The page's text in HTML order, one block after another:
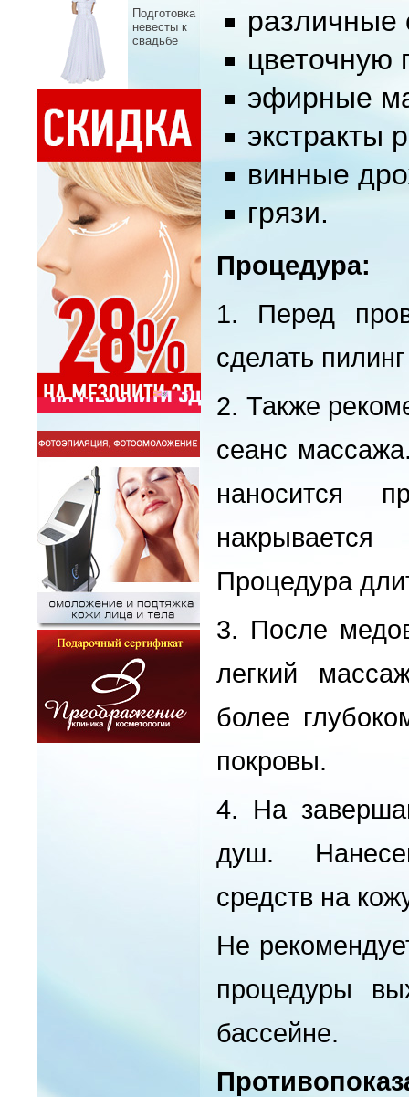
Подготовка
невесты к
свадьбе
различные
цветочную
эфирные
экстракты
винные
грязи.
Процедура:
1.
Перед
сделать
2. Также
сеанс
наносится
Процедура
3. После
легкий
более
покровы.
4. На
душ.
средств на
Не
процедуры
бассейне.